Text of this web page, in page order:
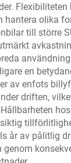
Flexibiliteten
hantera olika
till större
en
av enfots
driften,
år av pålitlig